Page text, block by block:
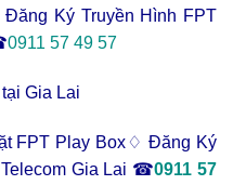
Ký Truyền Hình FPT
0911 57 49 57
Gia Lai
FPT Play Box♢ Đăng Ký
Gia Lai ☎0911 57